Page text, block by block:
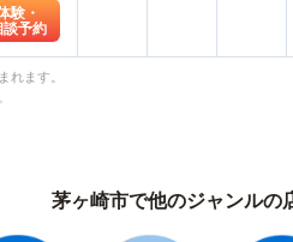
験・
談予約
れます。
茅ヶ崎市で他のジャンルの